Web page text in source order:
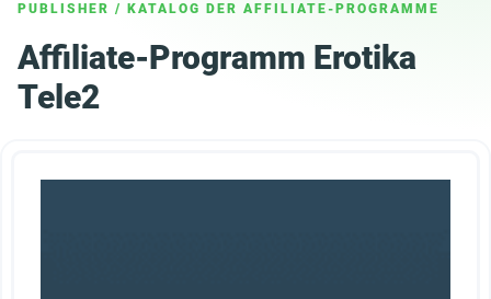
PUBLISHER / KATALOG DER AFFILIATE-PROGRAMME
Affiliate-Programm Erotika
Tele2